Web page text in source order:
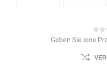
Geben Sie eine